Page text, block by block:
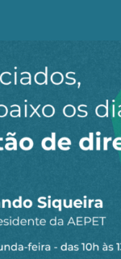
de gás de
unidades,
o argumento
da
privatista,
é preciso
que o
foi a pauta